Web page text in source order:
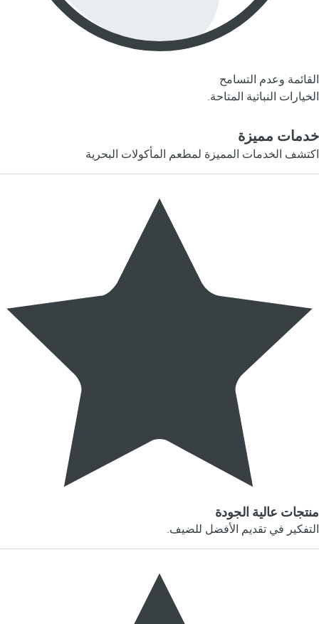
القائمة وعدم التسامح
الخيارات النباتية المتاحة.
خدمات مميزة
اكتشف الخدمات المميزة لمطعم المأكولات البحرية
منتجات عالية الجودة
التفكير في تقديم الأفضل للضيف.